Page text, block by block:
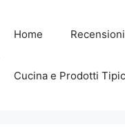
Home Recensioni
Cucina e Prodotti